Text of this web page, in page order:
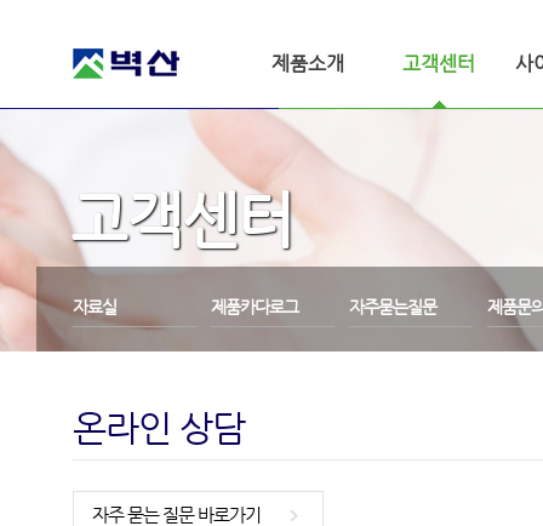
제품소개 고객센터 사
고객센터
자료실 제품카다로그 자주묻는질문 제품문
온라인 상담
자주 묻는 질문 바로가기